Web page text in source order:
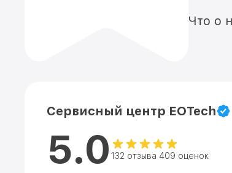
Что о
Сервисный центр EOTech
5.0 132 отзыва 409 оценок